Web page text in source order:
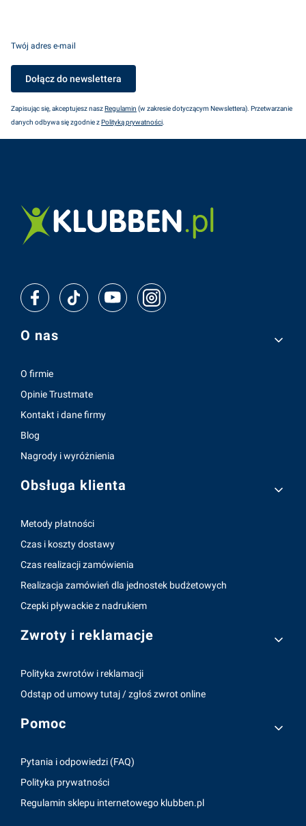
Twój adres e-mail
Dołącz do newslettera
Zapisując się, akceptujesz naszRegulamin (w zakresie dotyczącym Newslettera). Przetwarzanie
danych odbywa się zgodnie zPolityką prywatności.
Linki w stopce
O nas
O firmie
Opinie Trustmate
Kontakt i dane firmy
Blog
Nagrody i wyróżnienia
Obsługa klienta
Metody płatności
Czas i koszty dostawy
Czas realizacji zamówienia
Realizacja zamówień dla jednostek budżetowych
Czepki pływackie z nadrukiem
Zwroty i reklamacje
Polityka zwrotów i reklamacji
Odstąp od umowy tutaj / zgłoś zwrot online
Pomoc
Pytania i odpowiedzi (FAQ)
Polityka prywatności
Regulamin sklepu internetowego klubben.pl